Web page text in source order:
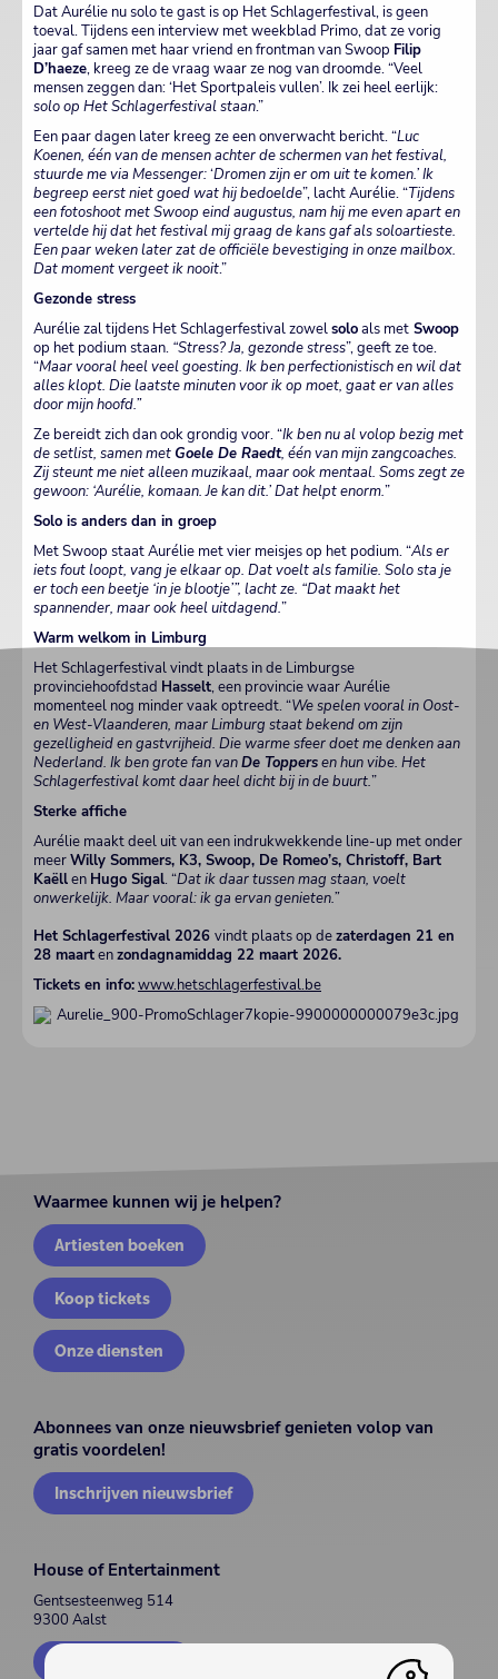
Dat Aurélie nu solo te gast is op Het Schlagerfestival, is geen
toeval. Tijdens een interview met weekblad Primo, dat ze vorig
jaar gaf samen met haar vriend en frontman van Swoop Filip
D’haeze, kreeg ze de vraag waar ze nog van droomde. “Veel
mensen zeggen dan: ‘Het Sportpaleis vullen’. Ik zei heel eerlijk:
solo op Het Schlagerfestival staan.”
Een paar dagen later kreeg ze een onverwacht bericht. “Luc
Koenen, één van de mensen achter de schermen van het festival,
stuurde me via Messenger:‘Dromen zijn er om uit te komen.’Ik
begreep eerst niet goed wat hij bedoelde”, lacht Aurélie. “Tijdens
een fotoshoot met Swoop eind augustus, nam hij me even apart en
vertelde hij dat het festival mij graag de kans gaf als soloartieste.
Een paar weken later zat de officiële bevestiging in onze mailbox.
Dat moment vergeet ik nooit.”
Gezonde stress
Aurélie zal tijdens Het Schlagerfestival zowelsoloals met Swoop
op het podium staan. “Stress? Ja, gezonde stress”, geeft ze toe.
“Maar vooral heel veel goesting. Ik ben perfectionistisch en wil dat
alles klopt. Die laatste minuten voor ik op moet, gaat er van alles
door mijn hoofd.”
Ze bereidt zich dan ook grondig voor. “Ik ben nu al volop bezig met
de setlist, samen met Goele De Raedt, één van mijn zangcoaches.
Zij steunt me niet alleen muzikaal, maar ook mentaal. Soms zegt ze
gewoon: ‘Aurélie, komaan. Je kan dit.’ Dat helpt enorm.”
Solo is anders dan in groep
Met Swoop staat Aurélie met vier meisjes op het podium. “Als er
iets fout loopt, vang je elkaar op. Dat voelt als familie. Solo sta je
er toch een beetje ‘in je blootje’”, lacht ze. “Dat maakt het
spannender, maar ook heel uitdagend.”
Warm welkom in Limburg
Het Schlagerfestival vindt plaats in de Limburgse
provinciehoofdstad Hasselt, een provincie waar Aurélie
momenteel nog minder vaak optreedt. “We spelen vooral in Oost-
en West-Vlaanderen, maar Limburg staat bekend om zijn
gezelligheid en gastvrijheid. Die warme sfeer doet me denken aan
Nederland. Ik ben grote fan vanDe Toppersen hun vibe. Het
Schlagerfestival komt daar heel dicht bij in de buurt.”
Sterke affiche
Aurélie maakt deel uit van een indrukwekkende line-up met onder
meerWilly Sommers, K3, Swoop, De Romeo’s, Christoff, Bart
Kaëllen Hugo Sigal. “Dat ik daar tussen mag staan, voelt
onwerkelijk. Maar vooral: ik ga ervan genieten.”
Het Schlagerfestival 2026 vindt plaats op dezaterdagen 21 en
28 maartenzondagnamiddag 22 maart 2026.
Tickets en info:www.hetschlagerfestival.be
Waarmee kunnen wij je helpen?
Artiesten boeken
Koop tickets
Onze diensten
Abonnees van onze nieuwsbrief genieten volop van
gratis voordelen!
Inschrijven nieuwsbrief
House of Entertainment
Gentsesteenweg 514
9300 Aalst